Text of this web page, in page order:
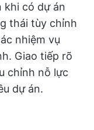
khi có dự án
thái tùy chỉnh
nhiệm vụ
Giao tiếp rõ
chỉnh nỗ lực
dự án.